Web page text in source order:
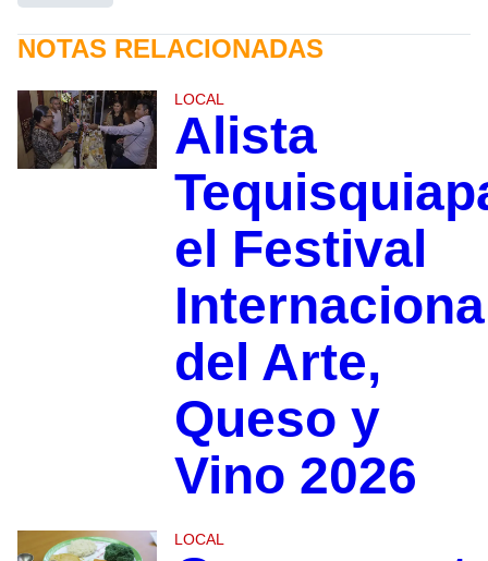
NOTAS RELACIONADAS
LOCAL
Alista
el Festival
del Arte,
Queso y
Vino 2026
LOCAL